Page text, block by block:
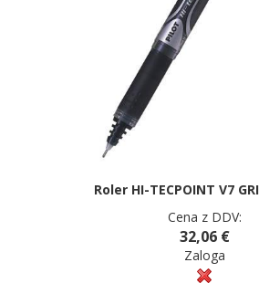
Roler HI-TECPOINT V7
Cena z DDV:
32,06 €
Zaloga